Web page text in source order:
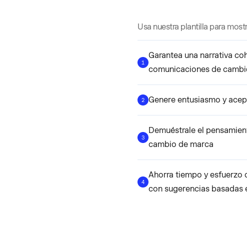
Usa nuestra plantilla para
1
Garantea una narrativa
comunicaciones de
2 Genere entusiasmo y
3
Demuéstrale el
cambio de marca
4
Ahorra tiempo y esfuerzo
con sugerencias